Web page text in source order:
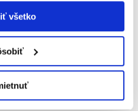
všetko